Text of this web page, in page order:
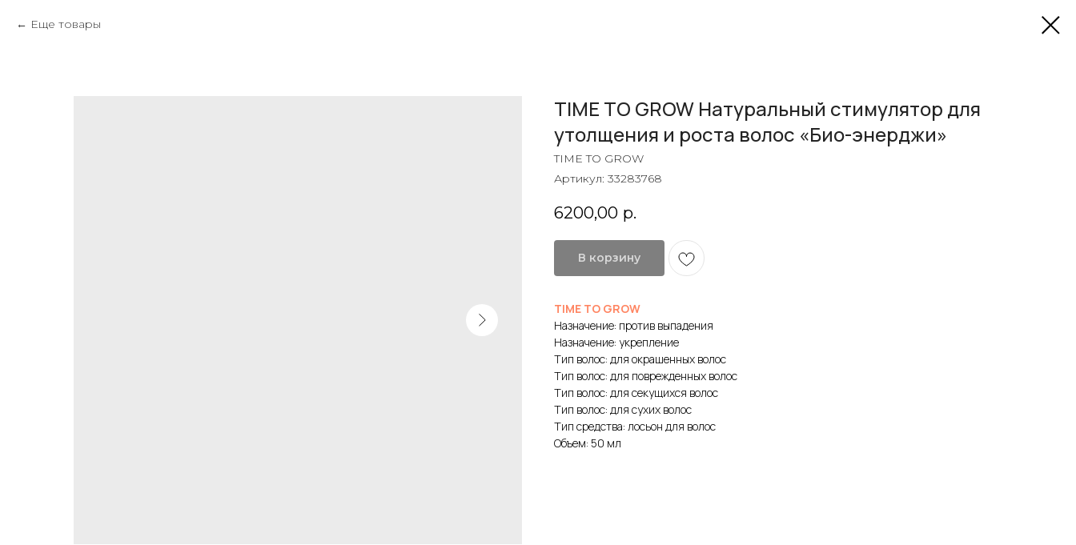
Еще товары
TIME TO GROW Натуральный стимулятор для
утолщения и роста волос «Био-энерджи»
TIME TO GROW
Артикул: 33283768
6200,00 р.
В корзину
TIME TO GROW
Назначение: против выпадения
Назначение: укрепление
Тип волос: для окрашенных волос
Тип волос: для поврежденных волос
Тип волос: для секущихся волос
Тип волос: для сухих волос
Тип средства: лосьон для волос
Объем: 50 мл